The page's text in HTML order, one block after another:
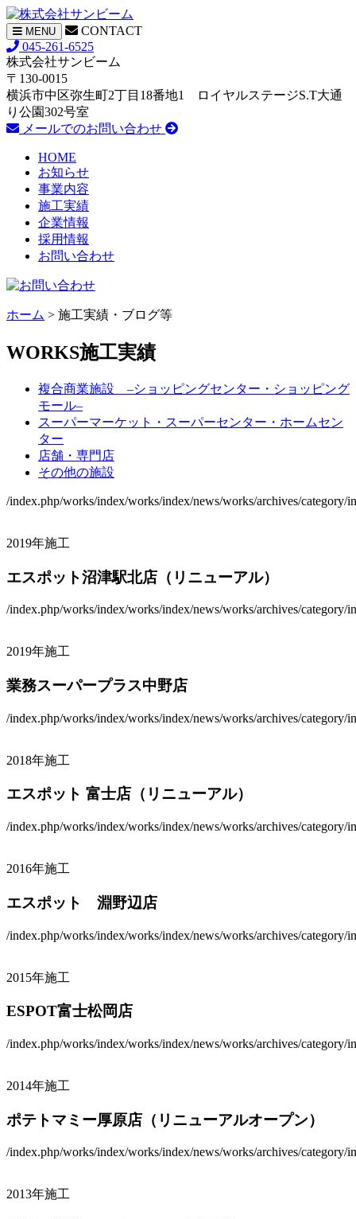
ナ
ビ
ゲ
ー
シ
ョ
ン
MENU
CONTACT
045-261-6525
株式会社サンビーム
〒130-0015
横浜市中区弥生町2丁目18番地1 ロイヤルステージS.T大通
り公園302号室
メールでのお問い合わせ
HOME
お知らせ
事業内容
施工実績
企業情報
採用情報
お問い合わせ
ホーム > 施工実績・ブログ等
WORKS施工実績
複合商業施設 –ショッピングセンター・ショッピング
モール–
スーパーマーケット・スーパーセンター・ホームセン
ター
店舗・専門店
その他の施設
/index.php/works/index/works/index/news/works/archives/category/
2019年施工
エスポット沼津駅北店（リニューアル）
/index.php/works/index/works/index/news/works/archives/category/
2019年施工
業務スーパープラス中野店
/index.php/works/index/works/index/news/works/archives/category/
2018年施工
エスポット 富士店（リニューアル）
/index.php/works/index/works/index/news/works/archives/category/
2016年施工
エスポット 淵野辺店
/index.php/works/index/works/index/news/works/archives/category/
2015年施工
ESPOT富士松岡店
/index.php/works/index/works/index/news/works/archives/category/
2014年施工
ポテトマミー厚原店（リニューアルオープン）
/index.php/works/index/works/index/news/works/archives/category/
2013年施工